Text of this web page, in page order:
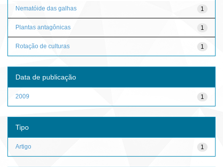
1
Nematóide das galhas
1
Plantas antagônicas
1
Rotação de culturas
Data de publicação
1
2009
Tipo
1
Artigo